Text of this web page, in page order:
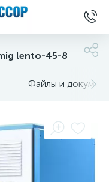
lento-45-8
Файлы и